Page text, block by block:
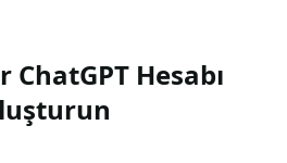
ChatGPT Hesabı